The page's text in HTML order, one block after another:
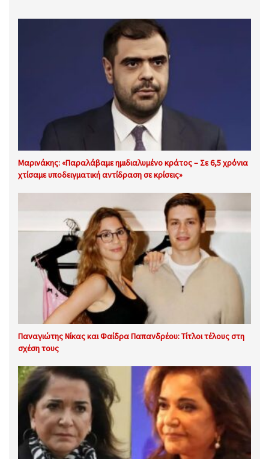
Μαρινάκης: «Παραλάβαμε ημιδιαλυμένο κράτος – Σε 6,5 χρόνια
χτίσαμε υποδειγματική αντίδραση σε κρίσεις»
Παναγιώτης Νίκας και Φαίδρα Παπανδρέου: Τίτλοι τέλους στη
σχέση τους